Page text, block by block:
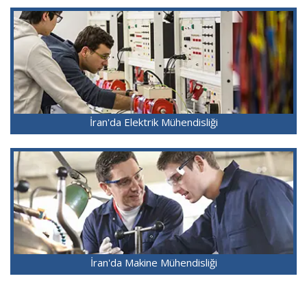
İran'da Elektrik Mühendisliği
İran'da Makine Mühendisliği